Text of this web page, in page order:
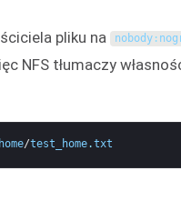
pliku na nobody:
NFS tłumaczy
home/test_home.txt